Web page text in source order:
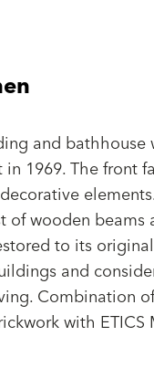
and
1969. The front
wooden
to its
and
Combination
with